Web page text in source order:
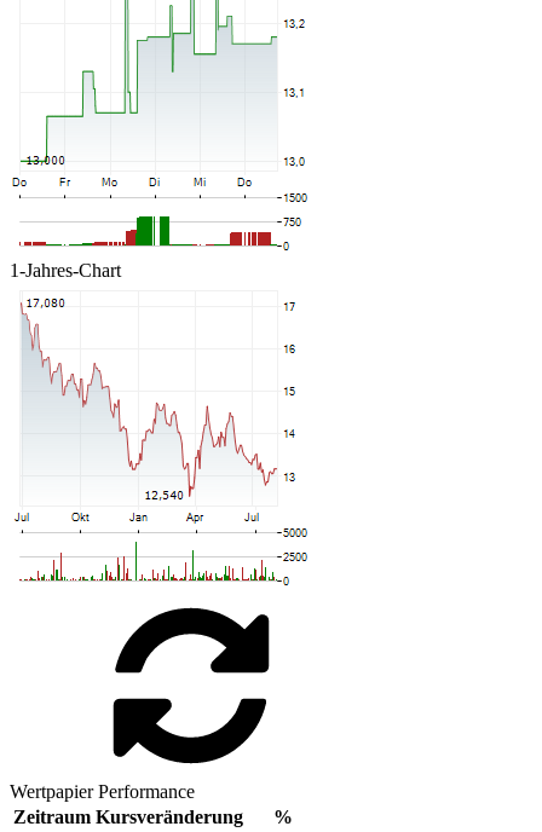
1-Jahres-Chart
Wertpapier Performance
Zeitraum Kursveränderung
%